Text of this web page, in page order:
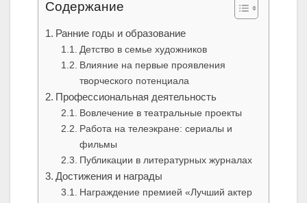
Содержание
Ранние годы и образование
Детство в семье художников
Влияние на первые проявления
творческого потенциала
Профессиональная деятельность
Вовлечение в театральные проекты
Работа на телеэкране: сериалы и
фильмы
Публикации в литературных журналах
Достижения и награды
Награждение премией «Лучший актер